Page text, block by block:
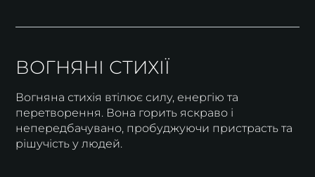
ВОГНЯНІ СТИХІЇ
Вогняна стихія втілює силу, енергію та
перетворення. Вона горить яскраво і
непередбачувано, пробуджуючи пристрасть та
рішучість у людей.